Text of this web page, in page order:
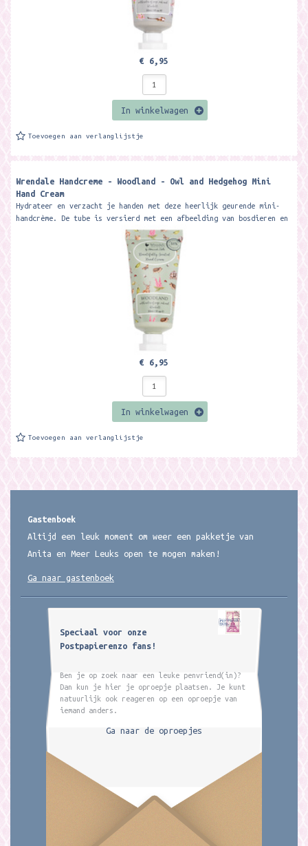
€ 6,95
In winkelwagen
Toevoegen aan verlanglijstje
Wrendale Handcreme - Woodland - Owl and Hedgehog Mini
Hand Cream
Hydrateer en verzacht je handen met deze heerlijk geurende mini-
handcrème. De tube is versierd met een afbeelding van bosdieren en
€ 6,95
In winkelwagen
Toevoegen aan verlanglijstje
Gastenboek
Altijd een leuk moment om weer een pakketje van
Anita en Meer Leuks open te mogen maken!
Ga naar gastenboek
Speciaal voor onze
Postpapierenzo fans!
Ben je op zoek naar een leuke penvriend(in)?
Dan kun je hier je oproepje plaatsen. Je kunt
natuurlijk ook reageren op een oproepje van
iemand anders.
Ga naar de oproepjes